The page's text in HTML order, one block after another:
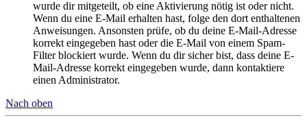
wurde dir mitgeteilt, ob eine Aktivierung nötig ist oder nicht.
Wenn du eine E-Mail erhalten hast, folge den dort enthaltenen
Anweisungen. Ansonsten prüfe, ob du deine E-Mail-Adresse
korrekt eingegeben hast oder die E-Mail von einem Spam-
Filter blockiert wurde. Wenn du dir sicher bist, dass deine E-
Mail-Adresse korrekt eingegeben wurde, dann kontaktiere
einen Administrator.
Nach oben